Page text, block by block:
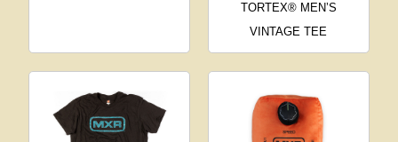
TORTEX® MEN’S
VINTAGE TEE